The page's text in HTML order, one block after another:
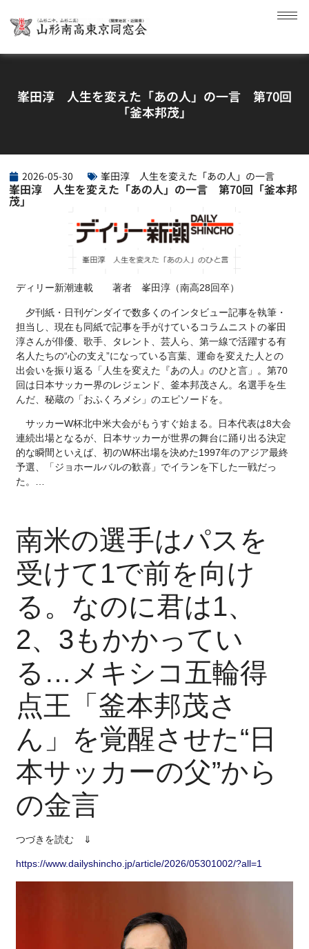
峯田淳 人生を変えた「あの人」の一言 第70回
「釜本邦茂」
2026-05-30 峯田淳 人生を変えた「あの人」の一言
峯田淳 人生を変えた「あの人」の一言 第70回「釜本邦
茂」
ディリー新潮連載 著者 峯田淳（南高28回卒）
夕刊紙・日刊ゲンダイで数多くのインタビュー記事を執筆・
担当し、現在も同紙で記事を手がけているコラムニストの峯田
淳さんが俳優、歌手、タレント、芸人ら、第一線で活躍する有
名人たちの“心の支え”になっている言葉、運命を変えた人との
出会いを振り返る「人生を変えた『あの人』のひと言」。第70
回は日本サッカー界のレジェンド、釜本邦茂さん。名選手を生
んだ、秘蔵の「おふくろメシ」のエピソードを。
サッカーW杯北中米大会がもうすぐ始まる。日本代表は8大会
連続出場となるが、日本サッカーが世界の舞台に踊り出る決定
的な瞬間といえば、初のW杯出場を決めた1997年のアジア最終
予選、「ジョホールバルの歓喜」でイランを下した一戦だっ
た。…
南米の選手はパスを
受けて1で前を向け
る。なのに君は1、
2、3もかかってい
る…メキシコ五輪得
点王「釜本邦茂さ
ん」を覚醒させた“日
本サッカーの父”から
の金言
つづきを読む ⇓
https://www.dailyshincho.jp/article/2026/05301002/?all=1